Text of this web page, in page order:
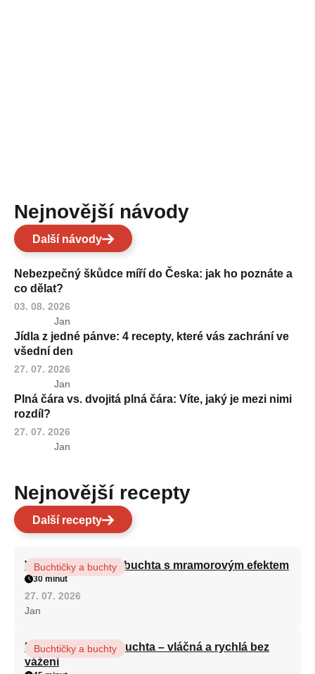
Nejnovější návody
Další návody
Nebezpečný škůdce míří do Česka: jak ho poznáte a
co dělat?
03. 08. 2026
Jan
Jídla z jedné pánve: 4 recepty, které vás zachrání ve
všední den
27. 07. 2026
Jan
Plná čára vs. dvojitá plná čára: Víte, jaký je mezi nimi
rozdíl?
27. 07. 2026
Jan
Nejnovější recepty
Další recepty
Vláčná olejová litá buchta s mramorovým efektem
Buchtičky a buchty
30 minut
27. 07. 2026
Jan
Hrnková maková buchta – vláčná a rychlá bez
vážení
Buchtičky a buchty